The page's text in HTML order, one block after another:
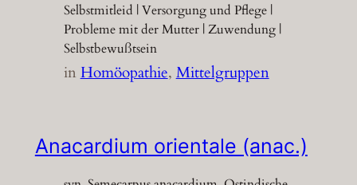
Selbstmitleid | Versorgung und Pflege |
Probleme mit der Mutter | Zuwendung |
Selbstbewußtsein
inHomöopathie, Mittelgruppen
Anacardium orientale (anac.)